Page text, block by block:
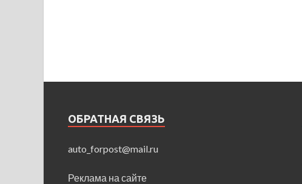
ОБРАТНАЯ СВЯЗЬ
auto_forpost@mail.ru
Реклама на сайте